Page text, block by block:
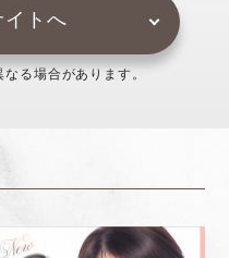
イトへ
る場合があります。